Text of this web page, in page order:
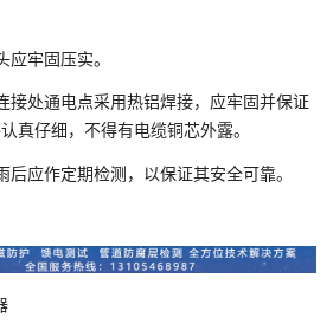
牢固压实。
接处通电点采用热铝焊接，应牢固并保证
真仔细，不得有电缆铜芯外露。
应作定期检测，以保证其安全可靠。